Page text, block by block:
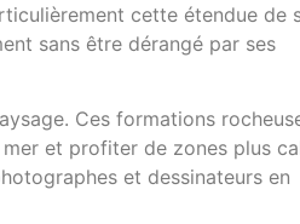
cette étendue de
sans être dérangé par ses
Ces formations
et profiter de zones plus
et dessinateurs en